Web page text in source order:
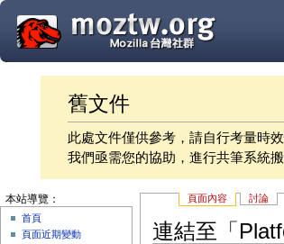
舊文件
此處文件僅供參考，請自行考量時
我們亟需您的協助，進行共筆系統
頁面內容 討論
連結至「
本站導覽：
首頁
頁面近期變動